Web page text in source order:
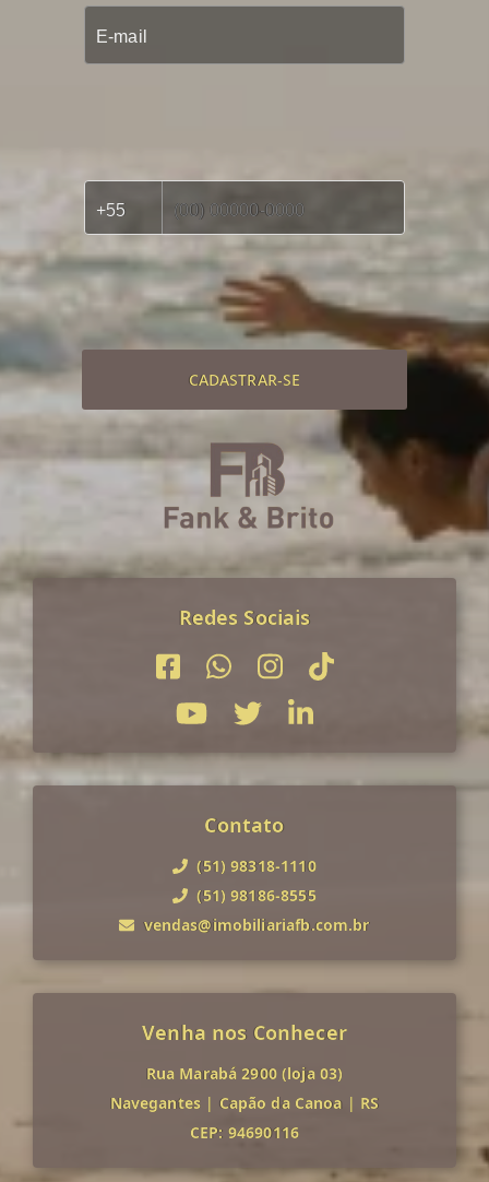
CADASTRAR-SE
Redes Sociais
Contato
(51) 98318-1110
(51) 98186-8555
vendas@imobiliariafb.com.br
Venha nos Conhecer
Rua Marabá 2900 (loja 03)
Navegantes | Capão da Canoa | RS
CEP: 94690116